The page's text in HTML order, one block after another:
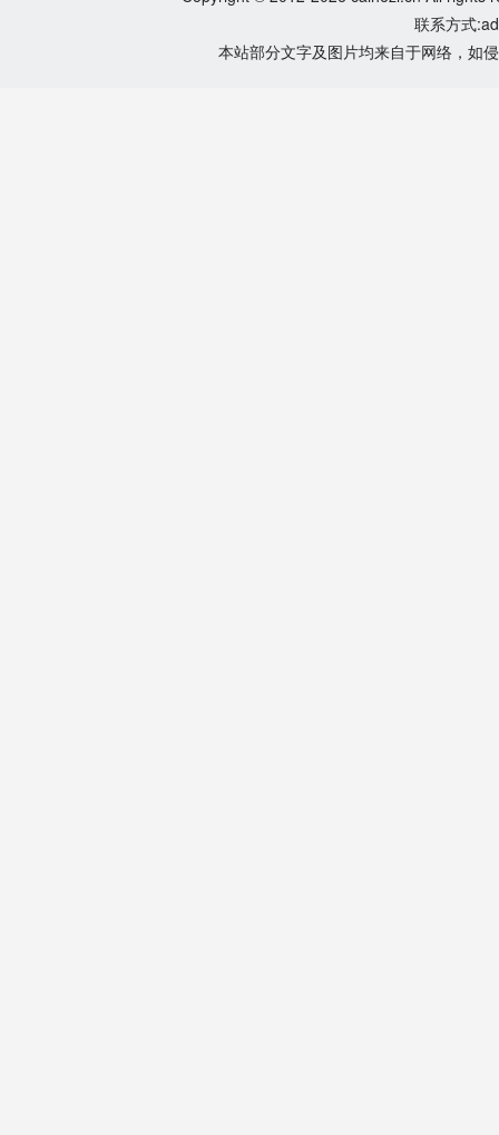
联系方式
本站部分文字及图片均来自于网络，如